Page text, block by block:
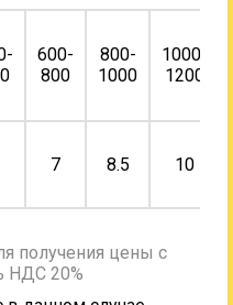
600-
800
800-
1000
1000-
1200
7 8.5 10
получения цены с
НДС 20%